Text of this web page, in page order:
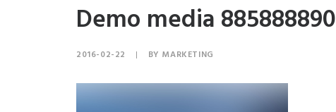
Demo media 885888890
2016-02-22 | BY MARKETING